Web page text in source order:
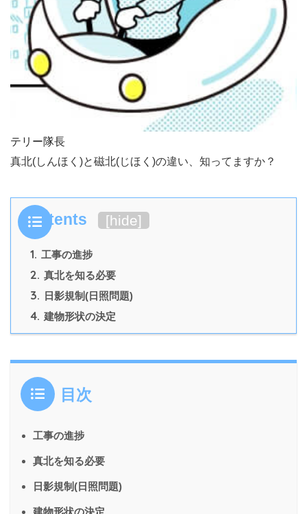
テリー隊長
真北(しんほく)と磁北(じほく)の違い、知ってますか？
Contents [hide]
1. 工事の進捗
2. 真北を知る必要
3. 日影規制(日照問題)
4. 建物形状の決定
目次
工事の進捗
真北を知る必要
日影規制(日照問題)
建物形状の決定